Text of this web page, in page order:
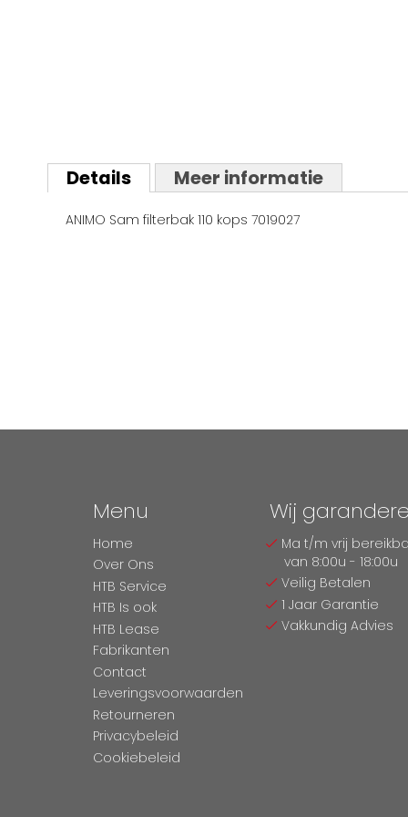
naar
het
van
Details
ANIMO Sam filterbak 110 kops 7019027
Meer informatie
Menu
Home
Over Ons
HTB Service
HTB Is ook
HTB Lease
Fabrikanten
Contact
Leveringsvoorwaarden
Retourneren
Privacybeleid
Cookiebeleid
Wij
Ma t/m vrij
van 8:00u - 18:00u
Veilig Betalen
1 Jaar Garantie
Vakkundig Advies